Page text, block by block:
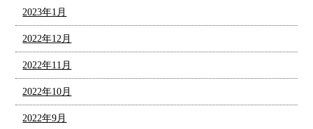
2023年1月
2022年12月
2022年11月
2022年10月
2022年9月